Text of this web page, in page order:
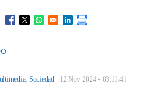
Opens in a new window
Opens in a new window
Opens in a new window
Opens in a new window
, Sociedad 12 Nov 2024 - 03:11:41